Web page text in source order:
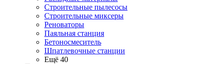
Строительные пылесосы
Строительные миксеры
Реноваторы
Паяльная станция
Бетоносмеситель
Шпатлевочные станции
Ещё 40